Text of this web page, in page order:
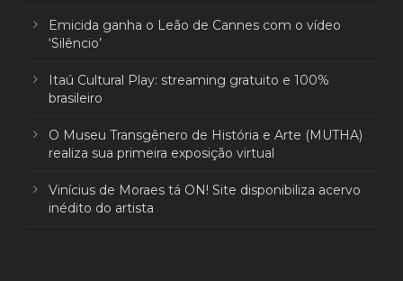
Emicida ganha o Leão de Cannes com o vídeo
‘Silêncio’
Itaú Cultural Play: streaming gratuito e 100%
brasileiro
O Museu Transgênero de História e Arte (MUTHA)
realiza sua primeira exposição virtual
Vinícius de Moraes tá ON! Site disponibiliza acervo
inédito do artista